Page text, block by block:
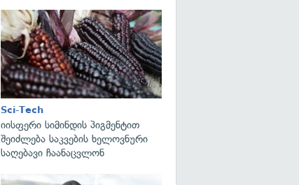
Sci-Tech
იისფერი სიმინდის პიგმენტით
შეიძლება საკვების ხელოვნური
საღებავი ჩაანაცვლონ